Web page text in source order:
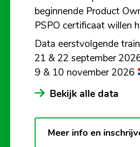
beginnende Product
PSPO certificaat willen
Data eerstvolgende
21 & 22 september
9 & 10 november 2026
Bekijk alle data
Meer info en